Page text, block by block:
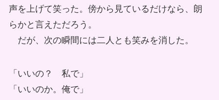
声を上げて笑った。傍から見ているだけなら、朗
らかと言えただろう。
だが、次の瞬間には二人とも笑みを消した。
「いいの？ 私で」
「いいのか。俺で」